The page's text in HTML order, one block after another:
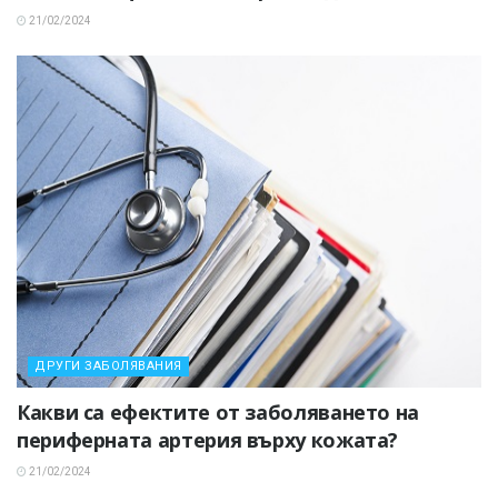
21/02/2024
ДРУГИ ЗАБОЛЯВАНИЯ
Какви са ефектите от заболяването на
периферната артерия върху кожата?
21/02/2024